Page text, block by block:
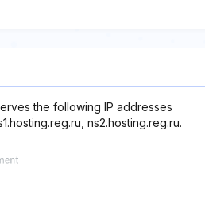
the following IP addresses
ns2.hosting.reg.ru.